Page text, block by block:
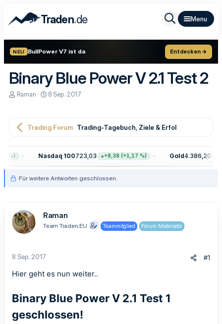
Traden.de
NEU BullPower V7 ist da Entdecken →
Binary Blue Power V 2.1 Test 2
E
e
Raman
E
e
l
a
m
8 Sep. 2017
Trading Forum Trading-Tagebuch, Ziele & Erfolge
Nasdaq 100723,03 +8,38 (+1,17 %) Gold 4.386,20 −13,50
Für weitere Antworten geschlossen.
Raman
Team Traden.EU Teammitglied Forum Moderator
8 Sep. 2017 #1
Hier geht es nun weiter..
Binary Blue Power V 2.1 Test 1
geschlossen!